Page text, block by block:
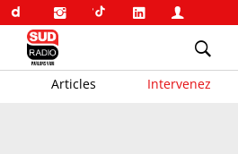
Articles Intervenez